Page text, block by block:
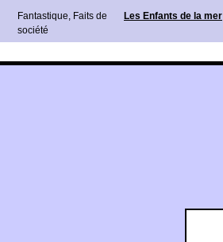
Fantastique Faits de
société
Les Enfants de la mer